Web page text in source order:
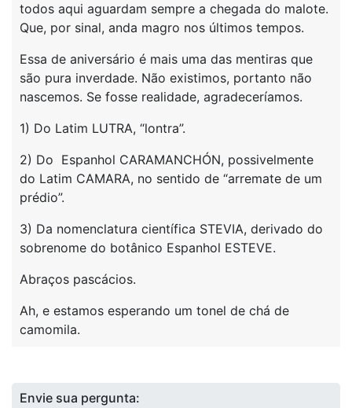
todos aqui aguardam sempre a chegada do malote.
Que, por sinal, anda magro nos últimos tempos.
Essa de aniversário é mais uma das mentiras que
são pura inverdade. Não existimos, portanto não
nascemos. Se fosse realidade, agradeceríamos.
1) Do Latim LUTRA, “lontra”.
2) Do Espanhol CARAMANCHÓN, possivelmente
do Latim CAMARA, no sentido de “arremate de um
prédio”.
3) Da nomenclatura científica STEVIA, derivado do
sobrenome do botânico Espanhol ESTEVE.
Abraços pascácios.
Ah, e estamos esperando um tonel de chá de
camomila.
Envie sua pergunta: